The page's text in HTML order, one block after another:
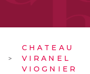
CHATEAU
VIRANEL
VIOGNIER